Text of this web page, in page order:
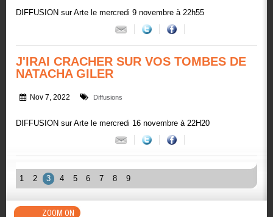
DIFFUSION sur Arte le mercredi 9 novembre à 22h55
J'IRAI CRACHER SUR VOS TOMBES DE
NATACHA GILER
Nov 7, 2022 Diffusions
DIFFUSION sur Arte le mercredi 16 novembre à 22H20
1 2 3 4 5 6 7 8 9
ZOOM ON